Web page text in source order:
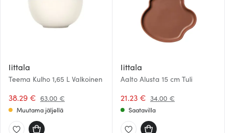
Iittala
Teema Kulho 1,65 L Valkoinen
38.29 € 63.00 €
Muutama jäljellä
Iittala
Aalto Alusta 15 cm Tuli
21.23 € 34.00 €
Saatavilla